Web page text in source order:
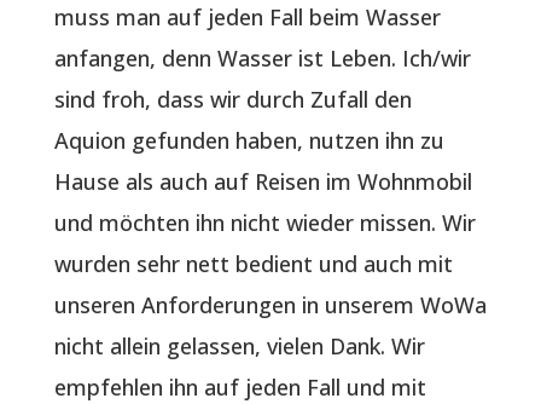
muss man auf jeden Fall beim Wasser
anfangen, denn Wasser ist Leben. Ich/wir
sind froh, dass wir durch Zufall den
Aquion gefunden haben, nutzen ihn zu
Hause als auch auf Reisen im Wohnmobil
und möchten ihn nicht wieder missen. Wir
wurden sehr nett bedient und auch mit
unseren Anforderungen in unserem WoWa
nicht allein gelassen, vielen Dank. Wir
empfehlen ihn auf jeden Fall und mit